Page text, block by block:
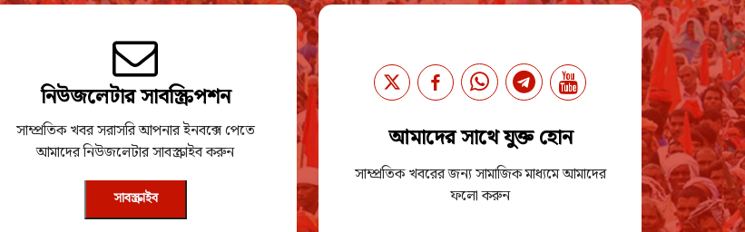
নিউজলেটার সাবস্ক্রিপশন
সাম্প্রতিক খবর সরাসরি আপনার ইনবক্সে পেতে
আমাদের নিউজলেটার সাবস্ক্রাইব করুন
সাবস্ক্রাইব
আমাদের সাথে যুক্ত হোন
সাম্প্রতিক খবরের জন্য সামাজিক মাধ্যমে আমাদের
ফলো করুন